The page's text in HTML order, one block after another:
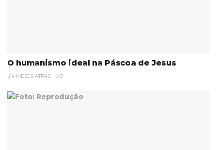
O humanismo ideal na Páscoa de Jesus
4 MESES ATRÁS 0